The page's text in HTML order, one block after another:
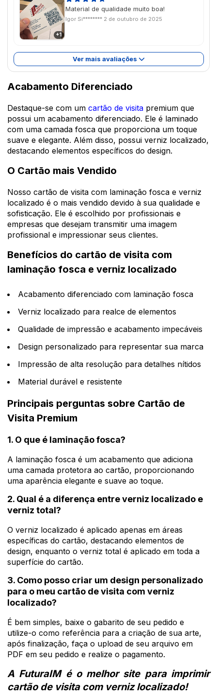
+1
Material de qualidade muito boa!
Igor Si******** 2 de outubro de 2025
Ver mais avaliações
Acabamento Diferenciado
Destaque-se com um cartão de visita premium que
possui um acabamento diferenciado. Ele é laminado
com uma camada fosca que proporciona um toque
suave e elegante. Além disso, possui verniz localizado,
destacando elementos específicos do design.
O Cartão mais Vendido
Nosso cartão de visita com laminação fosca e verniz
localizado é o mais vendido devido à sua qualidade e
sofisticação. Ele é escolhido por profissionais e
empresas que desejam transmitir uma imagem
profissional e impressionar seus clientes.
Benefícios do cartão de visita com
laminação fosca e verniz localizado
Acabamento diferenciado com laminação fosca
Verniz localizado para realce de elementos
Qualidade de impressão e acabamento impecáveis
Design personalizado para representar sua marca
Impressão de alta resolução para detalhes nítidos
Material durável e resistente
Principais perguntas sobre Cartão de
Visita Premium
1. O que é laminação fosca?
A laminação fosca é um acabamento que adiciona
uma camada protetora ao cartão, proporcionando
uma aparência elegante e suave ao toque.
2. Qual é a diferença entre verniz localizado e
verniz total?
O verniz localizado é aplicado apenas em áreas
específicas do cartão, destacando elementos de
design, enquanto o verniz total é aplicado em toda a
superfície do cartão.
3. Como posso criar um design personalizado
para o meu cartão de visita com verniz
localizado?
É bem simples, baixe o gabarito de seu pedido e
utilize-o como referência para a criação de sua arte,
após finalização, faça o upload de seu arquivo em
PDF em seu pedido e realize o pagamento.
A FuturaIM é o melhor site para imprimir
cartão de visita com verniz localizado!